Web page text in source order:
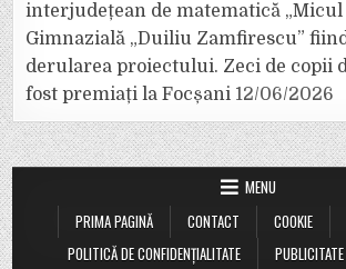
interjudețean de matematică „Micul
Gimnazială „Duiliu Zamfirescu”
derularea proiectului. Zeci de copii
fost premiați la Focșani 12/06/2026
MENU
PRIMA PAGINĂ
CONTACT COOKIE
POLITICĂ DE CONFIDENȚIALITATE
PUBLICITATE